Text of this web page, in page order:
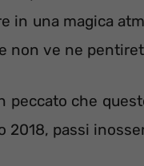
in una magica
non ve ne
peccato che
2018, passi